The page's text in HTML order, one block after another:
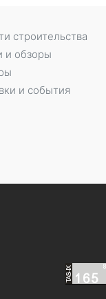
строительства
и обзоры
и события